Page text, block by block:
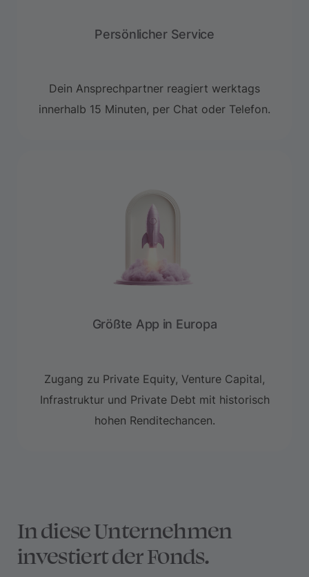
Persönlicher Service
Dein Ansprechpartner reagiert werktags
innerhalb 15 Minuten, per Chat oder Telefon.
Größte App in Europa
Zugang zu Private Equity, Venture Capital,
Infrastruktur und Private Debt mit historisch
hohen Renditechancen.
In diese Unternehmen
investiert der Fonds.